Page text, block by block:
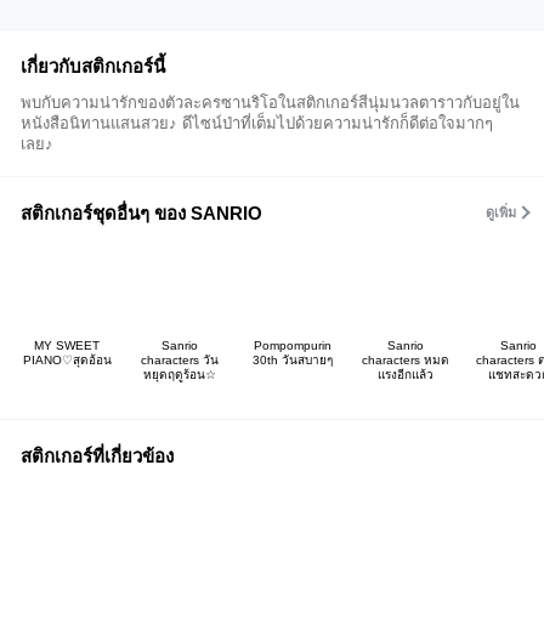
เกี่ยวกับสติกเกอร์นี้
พบกับความน่ารักของตัวละครซานริโอในสติกเกอร์สีนุ่มนวลตาราวกับอยู่ใน
หนังสือนิทานแสนสวย♪ ดีไซน์ป่าที่เต็มไปด้วยความน่ารักก็ดีต่อใจมากๆ
เลย♪
สติกเกอร์ชุดอื่นๆ ของ SANRIO ดูเพิ่ม
MY SWEET
PIANO♡สุดอ้อน
Sanrio
characters วัน
หยุดฤดูร้อน☆
Pompompurin
30th วันสบายๆ
Sanrio
characters หมด
แรงอีกแล้ว
Sanrio
characters
แชทสะดว
สติกเกอร์ที่เกี่ยวข้อง